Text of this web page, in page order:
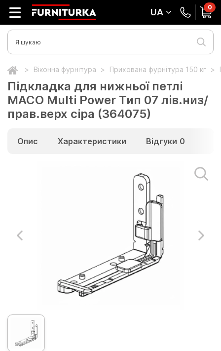
UA 0
Віконна фурнітура Прихована фурнітура 150 кг
Підкладка для нижньої петлі
MACO Multi Power Тип 07 лів.низ/
прав.верх сіра (364075)
Опис Характеристики Відгуки 0